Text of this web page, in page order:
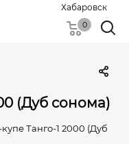
Хабаровск
0
(Дуб сонома)
Танго-1 2000 (Дуб